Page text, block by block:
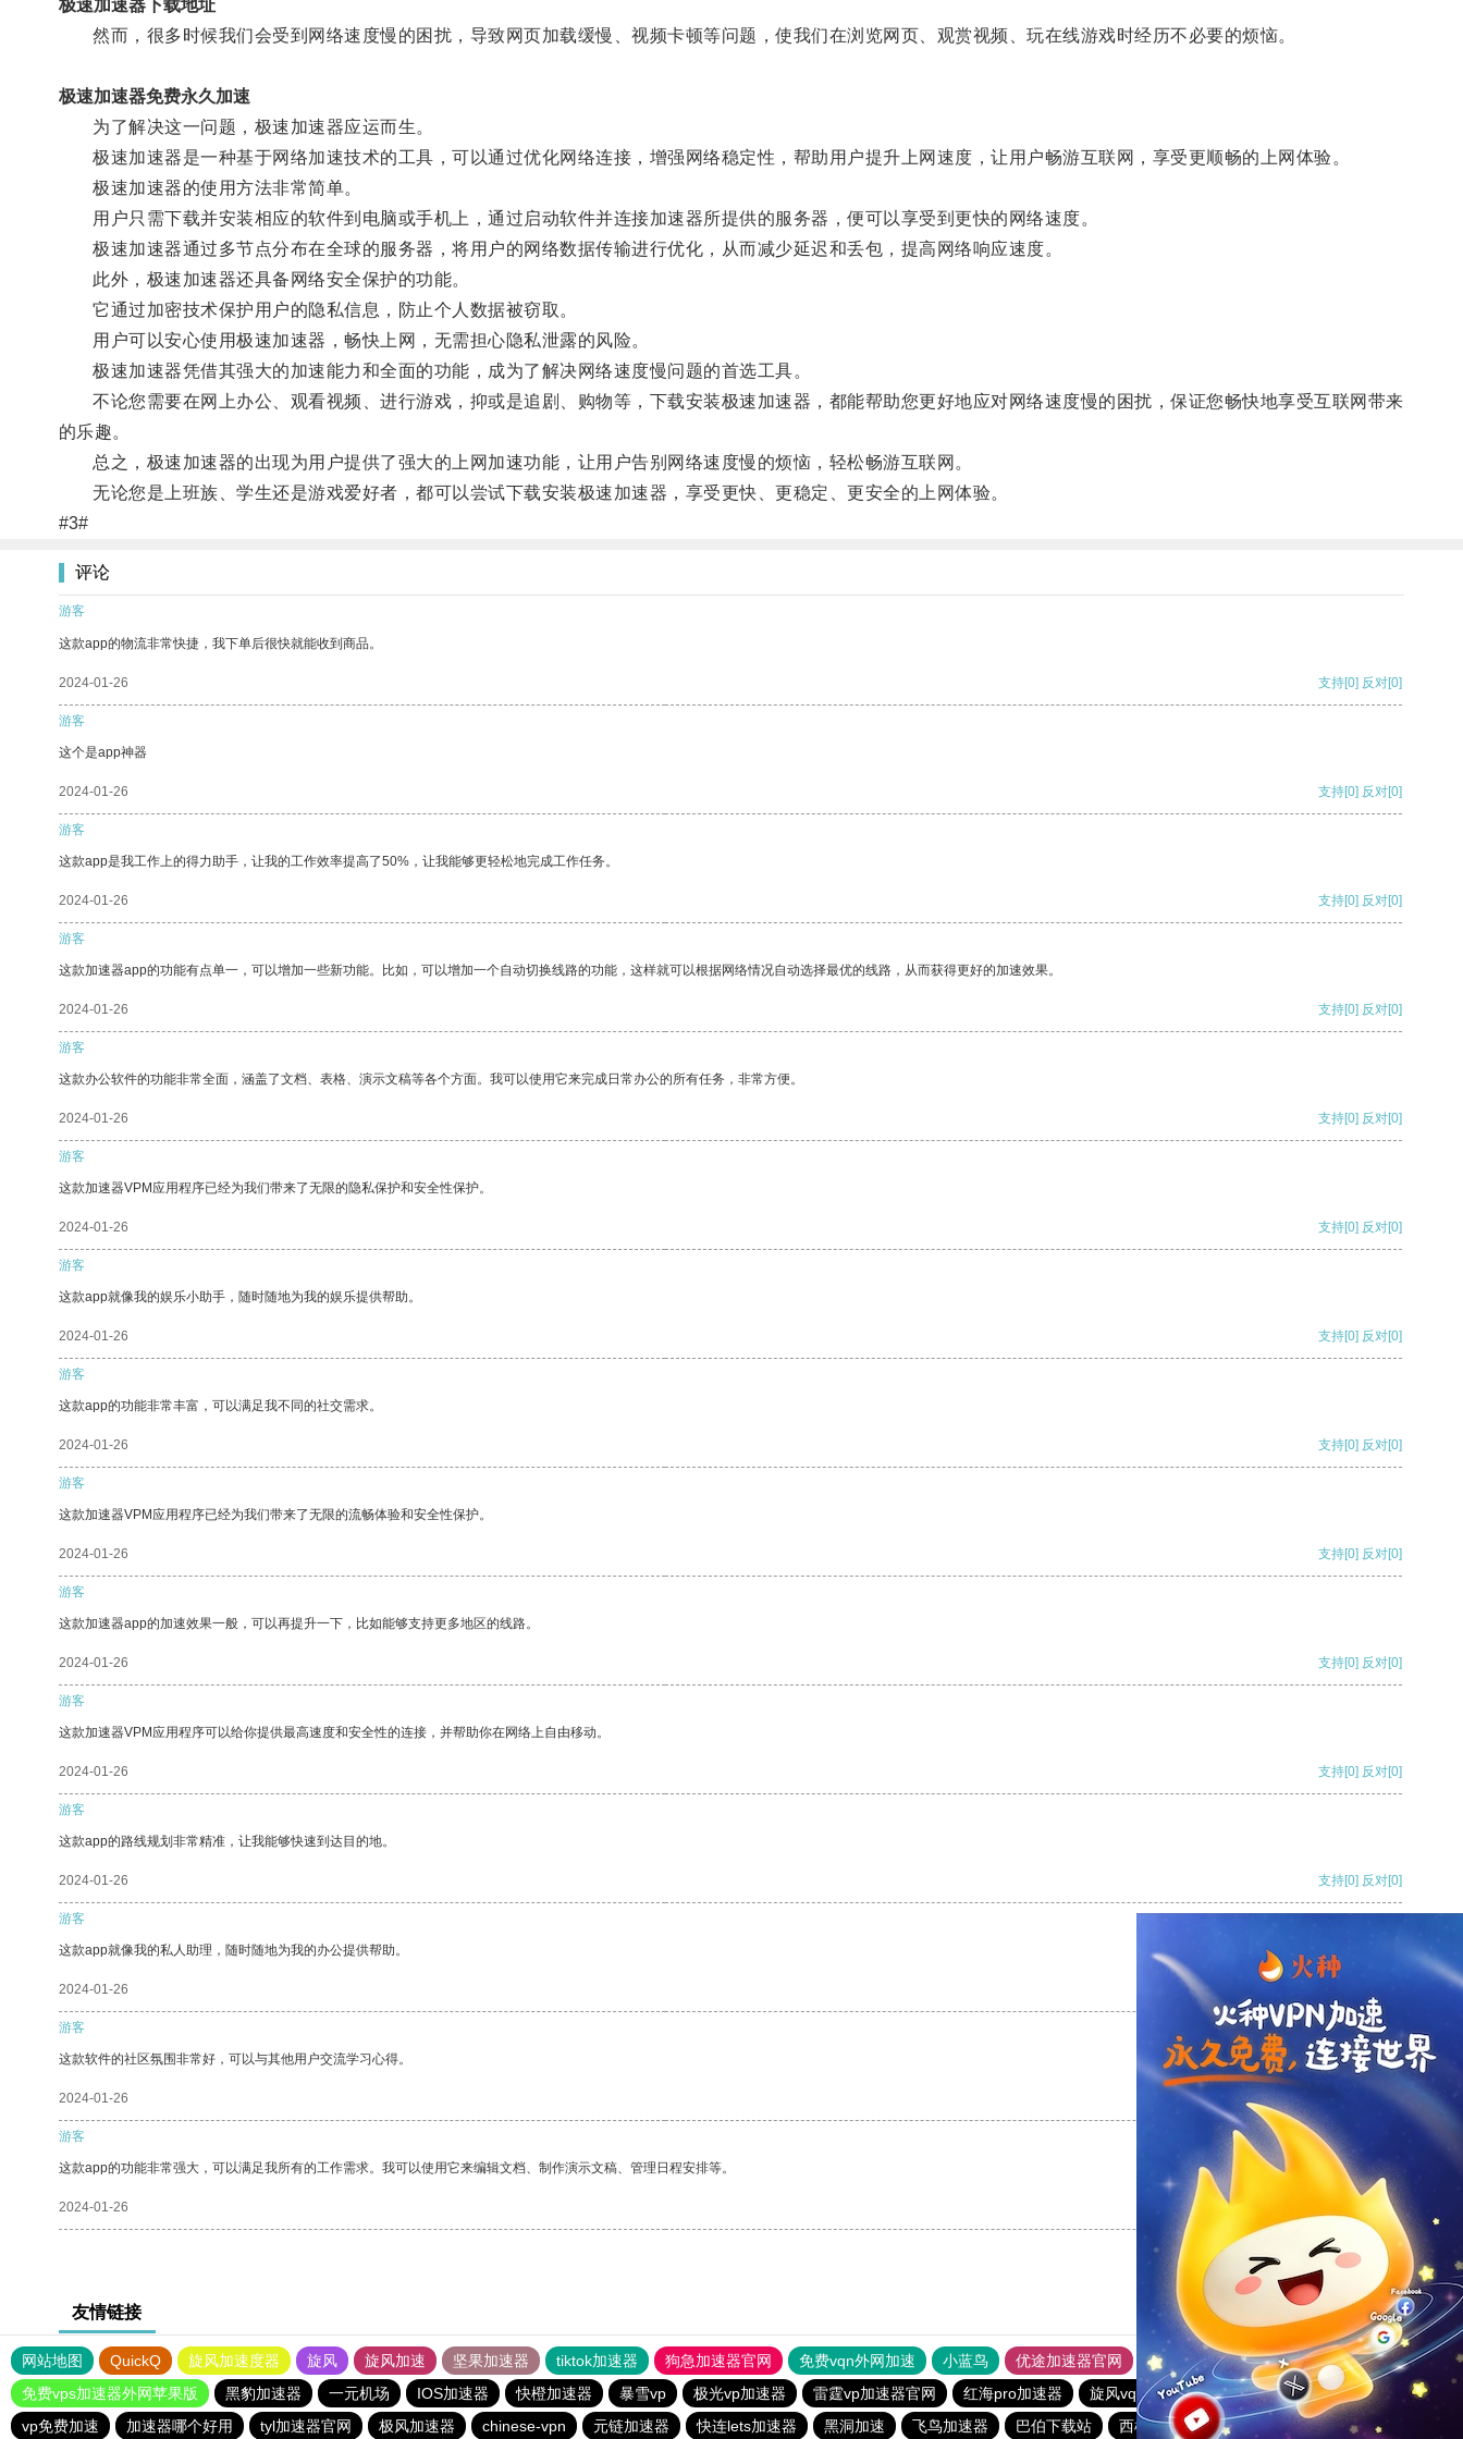
极速加速器下载地址
然而，很多时候我们会受到网络速度慢的困扰，导致网页加载缓慢、视频卡顿等问题，使我们在浏览网页、观赏视频、玩在线游戏时经历不必要的烦恼。
极速加速器免费永久加速
为了解决这一问题，极速加速器应运而生。
极速加速器是一种基于网络加速技术的工具，可以通过优化网络连接，增强网络稳定性，帮助用户提升上网速度，让用户畅游互联网，享受更顺畅的上网体验。
极速加速器的使用方法非常简单。
用户只需下载并安装相应的软件到电脑或手机上，通过启动软件并连接加速器所提供的服务器，便可以享受到更快的网络速度。
极速加速器通过多节点分布在全球的服务器，将用户的网络数据传输进行优化，从而减少延迟和丢包，提高网络响应速度。
此外，极速加速器还具备网络安全保护的功能。
它通过加密技术保护用户的隐私信息，防止个人数据被窃取。
用户可以安心使用极速加速器，畅快上网，无需担心隐私泄露的风险。
极速加速器凭借其强大的加速能力和全面的功能，成为了解决网络速度慢问题的首选工具。
不论您需要在网上办公、观看视频、进行游戏，抑或是追剧、购物等，下载安装极速加速器，都能帮助您更好地应对网络速度慢的困扰，保证您畅快地享受互联网带来
的乐趣。
总之，极速加速器的出现为用户提供了强大的上网加速功能，让用户告别网络速度慢的烦恼，轻松畅游互联网。
无论您是上班族、学生还是游戏爱好者，都可以尝试下载安装极速加速器，享受更快、更稳定、更安全的上网体验。
#3#
评论
游客
这款app的物流非常快捷，我下单后很快就能收到商品。
2024-01-26 支持[0] 反对[0]
游客
这个是app神器
2024-01-26 支持[0] 反对[0]
游客
这款app是我工作上的得力助手，让我的工作效率提高了50%，让我能够更轻松地完成工作任务。
2024-01-26 支持[0] 反对[0]
游客
这款加速器app的功能有点单一，可以增加一些新功能。比如，可以增加一个自动切换线路的功能，这样就可以根据网络情况自动选择最优的线路，从而获得更好的加速效果。
2024-01-26 支持[0] 反对[0]
游客
这款办公软件的功能非常全面，涵盖了文档、表格、演示文稿等各个方面。我可以使用它来完成日常办公的所有任务，非常方便。
2024-01-26 支持[0] 反对[0]
游客
这款加速器VPM应用程序已经为我们带来了无限的隐私保护和安全性保护。
2024-01-26 支持[0] 反对[0]
游客
这款app就像我的娱乐小助手，随时随地为我的娱乐提供帮助。
2024-01-26 支持[0] 反对[0]
游客
这款app的功能非常丰富，可以满足我不同的社交需求。
2024-01-26 支持[0] 反对[0]
游客
这款加速器VPM应用程序已经为我们带来了无限的流畅体验和安全性保护。
2024-01-26 支持[0] 反对[0]
游客
这款加速器app的加速效果一般，可以再提升一下，比如能够支持更多地区的线路。
2024-01-26 支持[0] 反对[0]
游客
这款加速器VPM应用程序可以给你提供最高速度和安全性的连接，并帮助你在网络上自由移动。
2024-01-26 支持[0] 反对[0]
游客
这款app的路线规划非常精准，让我能够快速到达目的地。
2024-01-26 支持[0] 反对[0]
游客
这款app就像我的私人助理，随时随地为我的办公提供帮助。
2024-01-26
游客
这款软件的社区氛围非常好，可以与其他用户交流学习心得。
2024-01-26 反对
游客
这款app的功能非常强大，可以满足我所有的工作需求。我可以使用它来编辑文档、制作演示文稿、管理日程安排等。
2024-01-26 反对[0]
友情链接
网站地图 QuickQ 旋风加速度器 旋风 旋风加速 坚果加速器 tiktok加速器 狗急加速器官网 免费vqn外网加速 小蓝鸟 优途加速器官网 风驰加速器 旋风加速器
八戒看书
免费vps加速器外网苹果版
黑豹加速器 一元机场 IOS加速器 快橙加速器 暴雪vp 极光vp加速器 雷霆vp加速器官网 红海pro加速器 旋风vqn加速 十大免费加速神器
苹果加速器
vp免费加速
加速器哪个好用 tyl加速器官网 极风加速器 chinese-vpn 元链加速器 快连lets加速器 黑洞加速 飞鸟加速器 巴伯下载站 西柚加速器 快连pvn加速器